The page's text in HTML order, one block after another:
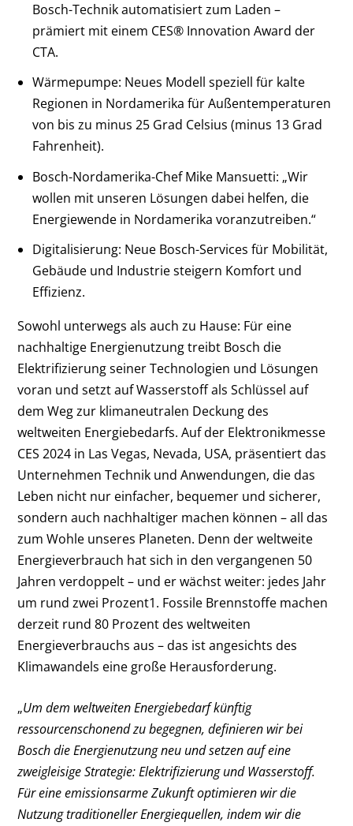
Bosch-Technik automatisiert zum Laden –
prämiert mit einem CES® Innovation Award der
CTA.
Wärmepumpe: Neues Modell speziell für kalte
Regionen in Nordamerika für Außentemperaturen
von bis zu minus 25 Grad Celsius (minus 13 Grad
Fahrenheit).
Bosch-Nordamerika-Chef Mike Mansuetti: „Wir
wollen mit unseren Lösungen dabei helfen, die
Energiewende in Nordamerika voranzutreiben.“
Digitalisierung: Neue Bosch-Services für Mobilität,
Gebäude und Industrie steigern Komfort und
Effizienz.
Sowohl unterwegs als auch zu Hause: Für eine
nachhaltige Energienutzung treibt Bosch die
Elektrifizierung seiner Technologien und Lösungen
voran und setzt auf Wasserstoff als Schlüssel auf
dem Weg zur klimaneutralen Deckung des
weltweiten Energiebedarfs. Auf der Elektronikmesse
CES 2024 in Las Vegas, Nevada, USA, präsentiert das
Unternehmen Technik und Anwendungen, die das
Leben nicht nur einfacher, bequemer und sicherer,
sondern auch nachhaltiger machen können – all das
zum Wohle unseres Planeten. Denn der weltweite
Energieverbrauch hat sich in den vergangenen 50
Jahren verdoppelt – und er wächst weiter: jedes Jahr
um rund zwei Prozent1. Fossile Brennstoffe machen
derzeit rund 80 Prozent des weltweiten
Energieverbrauchs aus – das ist angesichts des
Klimawandels eine große Herausforderung.
„Um dem weltweiten Energiebedarf künftig
ressourcenschonend zu begegnen, definieren wir bei
Bosch die Energienutzung neu und setzen auf eine
zweigleisige Strategie: Elektrifizierung und Wasserstoff.
Für eine emissionsarme Zukunft optimieren wir die
Nutzung traditioneller Energiequellen, indem wir die